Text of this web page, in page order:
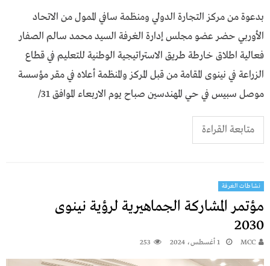
بدعوة من مركز التجارة الدولي ومنظمة سافي الممول من الاتحاد
الأوربي حضر عضو مجلس إدارة الغرفة السيد محمد سالم الصفار
فعالية اطلاق خارطة طريق الاستراتيجية الوطنية للتعليم في قطاع
الزراعة في نينوى المقامة من قبل المركز والمنظمة أعلاه في مقر مؤسسة
موصل سبيس في حي المهندسين صباح يوم الاربعاء الموافق 31/
متابعة القراءة
نشاطات الغرفة
مؤتمر المشاركة الجماهيرية لرؤية نينوى
2030
MCC 1 أغسطس، 2024 253